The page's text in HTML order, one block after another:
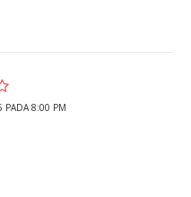
PADA 8:00 PM